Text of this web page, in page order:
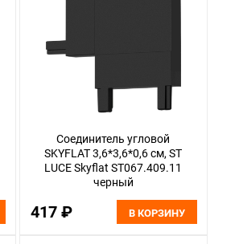
Соединитель угловой
SKYFLAT 3,6*3,6*0,6 см, ST
LUCE Skyflat ST067.409.11
черный
417 ₽ В КОРЗИНУ